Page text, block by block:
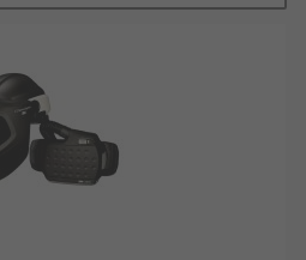
head shield that
It provides a fixed-
viewing portal so
work without your
constructed of